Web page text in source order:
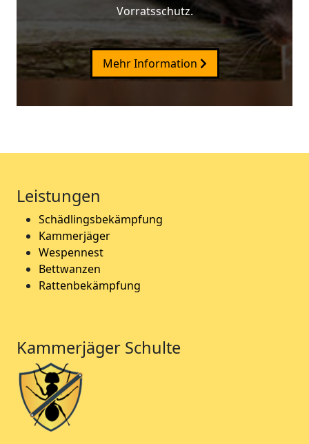
Vorratsschutz.
Mehr Information
Leistungen
Schädlingsbekämpfung
Kammerjäger
Wespennest
Bettwanzen
Rattenbekämpfung
Kammerjäger Schulte